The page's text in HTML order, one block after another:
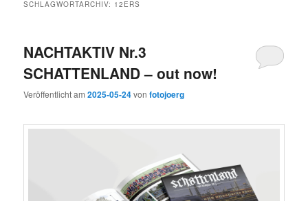
SCHLAGWORTARCHIV: 12ERS
NACHTAKTIV Nr.3
SCHATTENLAND – out now!
Veröffentlicht am2025-05-24vonfotojoerg